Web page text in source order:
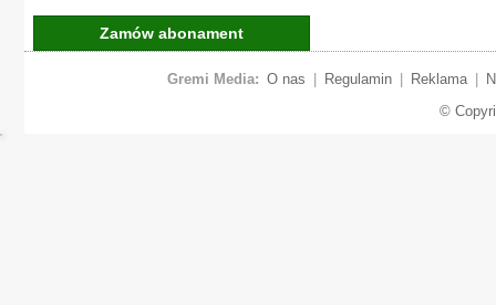
Zamów abonament
Gremi Media: O nas Regulamin Reklama
©